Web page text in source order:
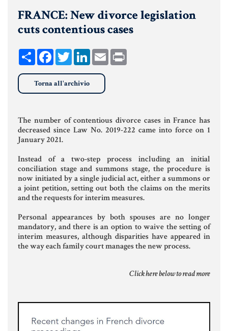
UNIONI CIVILI & CONVIVENZE
EREDITÀ & TESTAMENTO
TESTAMENTO DI VITA
Donazioni, Trust, Tutela del
DONAZIONI
PATTO DI FAMIGLIA
TRUST E AFFIDAMENTO FIDUCIARIO
TUTELA DEL PATRIMONIO
Aziende e società
CONTRATTO DI RETE
ENTI NO-PROFIT
FRANCE: New divorce legislation
cuts contentious cases
ShareFacebookTwitterLinkedInEmail
Torna all'archivio
The number of contentious divorce cases in France has
decreased since Law No. 2019-222 came into force on 1
January 2021.
Instead of a two-step process including an initial
conciliation stage and summons stage, the procedure is
now initiated by a single judicial act, either a summons or
a joint petition, setting out both the claims on the merits
and the requests for interim measures.
Personal appearances by both spouses are no longer
mandatory, and there is an option to waive the setting of
interim measures, although disparities have appeared in
the way each family court manages the new process.
Click here below to read more